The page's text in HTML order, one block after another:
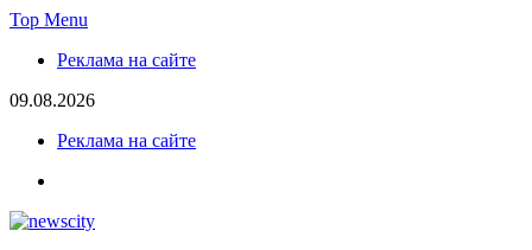
Skip
content
Top Menu
Реклама на сайте
09.08.2026
Реклама на сайте